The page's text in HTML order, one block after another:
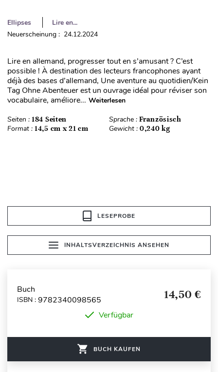
Ellipses
Lire en...
Neuerscheinung : 24.12.2024
Lire en allemand, progresser tout en s’amusant ? C’est
possible ! À destination des lecteurs francophones ayant
déjà des bases d’allemand, Une aventure au quotidien/Kein
Tag Ohne Abenteuer est un ouvrage idéal pour réviser son
vocabulaire, améliore... Weiterlesen
Seiten : 184 Seiten Sprache : Französisch
Format : 14,5 cm x 21 cm Gewicht : 0,240 kg
LESEPROBE
INHALTSVERZEICHNIS ANSEHEN
Buch
ISBN : 9782340098565 14,50 €
Verfügbar
BUCH KAUFEN